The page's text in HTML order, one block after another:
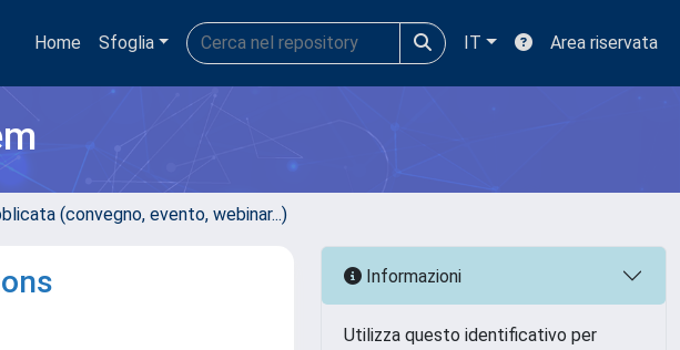
Home Sfoglia IT Area riservata
(convegno, evento, webinar...)
Informazioni
Utilizza questo identificativo per